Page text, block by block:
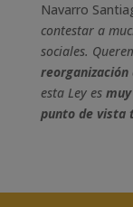
Navarro
contestar a
sociales.
reorganización
esta Ley es
punto de vista